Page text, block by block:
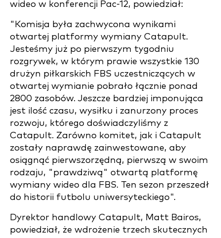
wideo w konferencji Pac-12, powiedział:
"Komisja była zachwycona wynikami
otwartej platformy wymiany Catapult.
Jesteśmy już po pierwszym tygodniu
rozgrywek, w którym prawie wszystkie 130
drużyn piłkarskich FBS uczestniczących w
otwartej wymianie pobrało łącznie ponad
2800 zasobów. Jeszcze bardziej imponująca
jest ilość czasu, wysiłku i zanurzony proces
rozwoju, którego doświadczyliśmy z
Catapult. Zarówno komitet, jak i Catapult
zostały naprawdę zainwestowane, aby
osiągnąć pierwszorzędną, pierwszą w swoim
rodzaju, "prawdziwą" otwartą platformę
wymiany wideo dla FBS. Ten sezon przeszedł
do historii futbolu uniwersyteckiego".
Dyrektor handlowy Catapult, Matt Bairos,
powiedział, że wdrożenie trzech skutecznych